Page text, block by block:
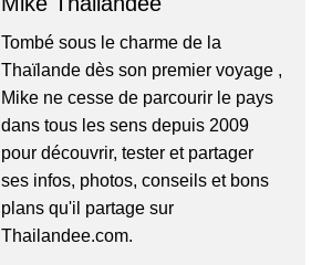
Tombé sous le charme de la
Thaïlande dès son premier voyage ,
Mike ne cesse de parcourir le pays
dans tous les sens depuis 2009
pour découvrir, tester et partager
ses infos, photos, conseils et bons
plans qu'il partage sur
Thailandee.com.